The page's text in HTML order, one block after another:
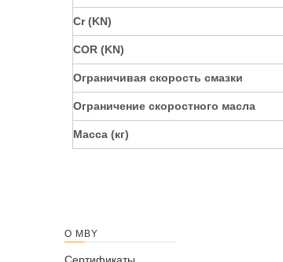
Cr (KN)
COR (KN)
Ограничивая скорость смазки
Ограничение скоростного масла
Масса (кг)
О MBY